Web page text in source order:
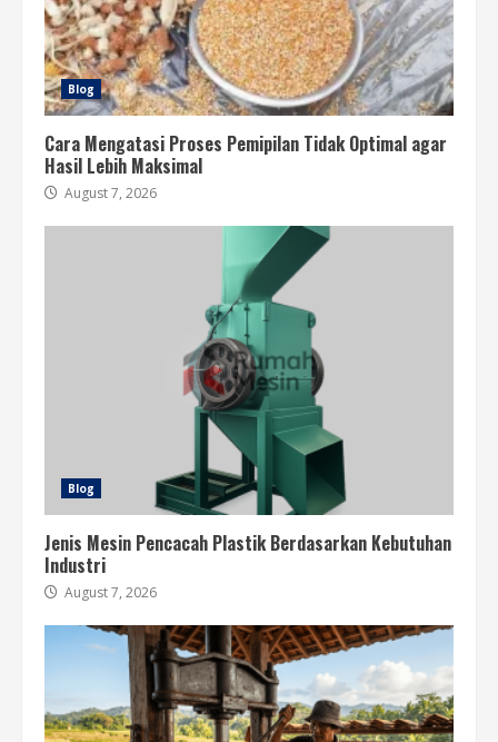
Blog
Cara Mengatasi Proses Pemipilan Tidak Optimal agar
Hasil Lebih Maksimal
August 7, 2026
Blog
Jenis Mesin Pencacah Plastik Berdasarkan Kebutuhan
Industri
August 7, 2026